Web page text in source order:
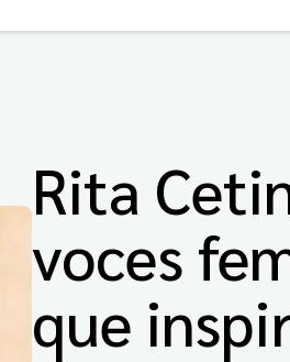
Rita
voces
que